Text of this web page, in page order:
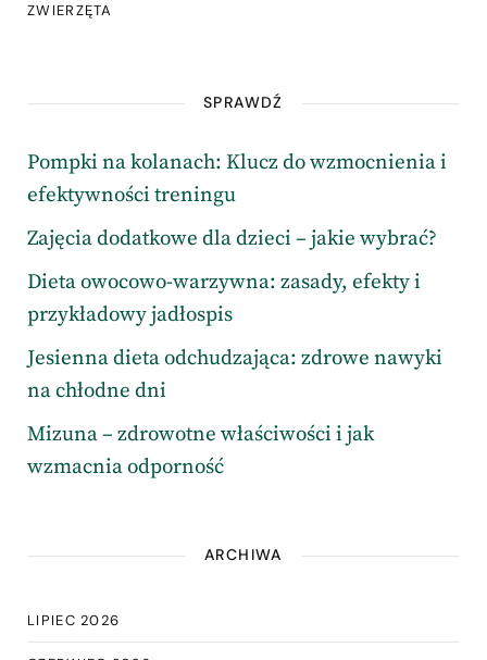
ZWIERZĘTA
SPRAWDŹ
Pompki na kolanach: Klucz do wzmocnienia i
efektywności treningu
Zajęcia dodatkowe dla dzieci – jakie wybrać?
Dieta owocowo-warzywna: zasady, efekty i
przykładowy jadłospis
Jesienna dieta odchudzająca: zdrowe nawyki
na chłodne dni
Mizuna – zdrowotne właściwości i jak
wzmacnia odporność
ARCHIWA
LIPIEC 2026